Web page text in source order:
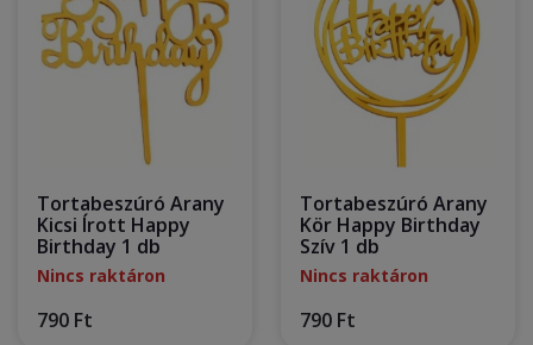
Tortabeszúró Arany
Kicsi Írott Happy
Birthday 1 db
Nincs raktáron
790 Ft
Tortabeszúró Arany
Kör Happy Birthday
Szív 1 db
Nincs raktáron
790 Ft